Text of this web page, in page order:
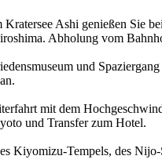
Ashi genießen
Abholung vom
und
mit dem
und Transfer zum Hotel.
Kiyomizu-Tempels, des